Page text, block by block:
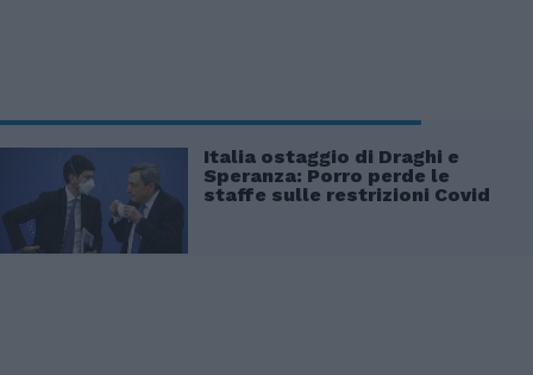
Italia ostaggio di Draghi e
Speranza: Porro perde le
staffe sulle restrizioni Covid